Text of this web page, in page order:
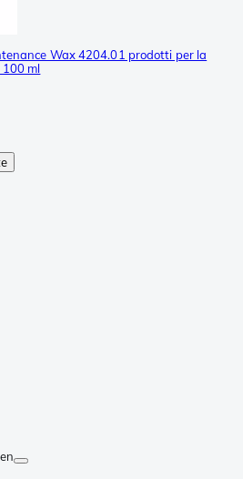
Wax 4204.01 prodotti per la
ml